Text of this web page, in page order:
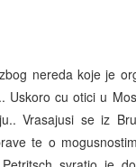
nereda koje je
cu otici u
Vrasajusi se iz
te o